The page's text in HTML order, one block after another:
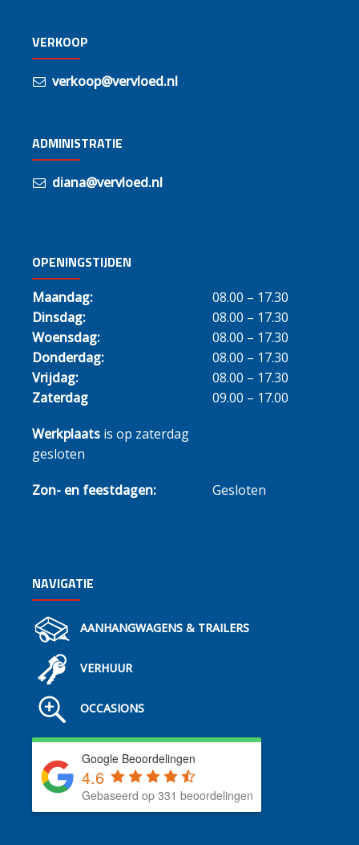
VERKOOP
verkoop@vervloed.nl
ADMINISTRATIE
diana@vervloed.nl
OPENINGSTIJDEN
Maandag:
08.00 – 17.30
Dinsdag:
08.00 – 17.30
Woensdag:
08.00 – 17.30
Donderdag:
08.00 – 17.30
Vrijdag:
08.00 – 17.30
Zaterdag
09.00 – 17.00
Werkplaats is op zaterdag
gesloten
Zon- en feestdagen: Gesloten
NAVIGATIE
AANHANGWAGENS & TRAILERS
VERHUUR
OCCASIONS
Google Beoordelingen
4.6
Gebaseerd op 331 beoordelingen